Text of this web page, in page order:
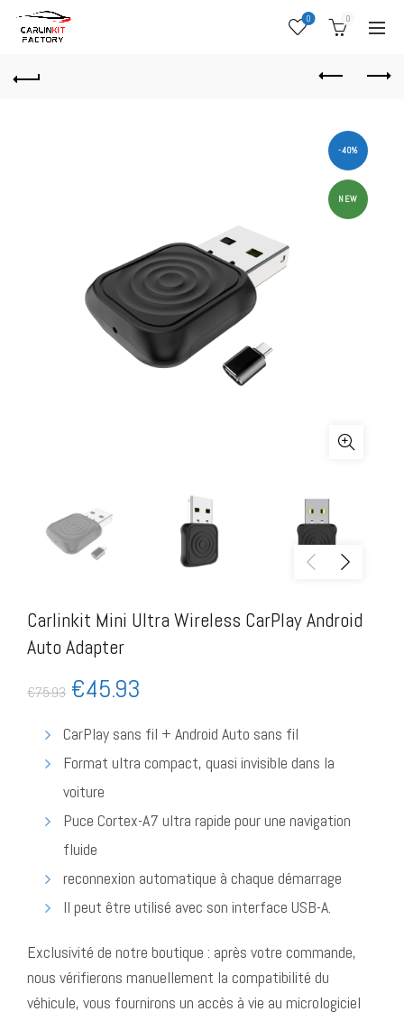
0 0
-40%
NEW
Carlinkit Mini Ultra Wireless CarPlay Android
Auto Adapter
€75.93 €45.93
CarPlay sans fil + Android Auto sans fil
Format ultra compact, quasi invisible dans la
voiture
Puce Cortex-A7 ultra rapide pour une navigation
fluide
reconnexion automatique à chaque démarrage
Il peut être utilisé avec son interface USB-A.
Exclusivité de notre boutique : après votre commande,
nous vérifierons manuellement la compatibilité du
véhicule, vous fournirons un accès à vie au micrologiciel